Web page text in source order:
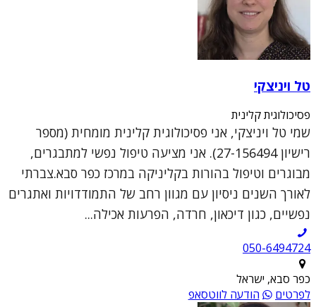
טל ויניצקי
פסיכולוגית קלינית
שמי טל ויניצקי, אני פסיכולוגית קלינית מומחית (מספר
רישיון 27-156494). אני מציעה טיפול נפשי למתבגרים,
מבוגרים וטיפול בהורות בקליניקה במרכז כפר סבא.צברתי
לאורך השנים ניסיון עם מגוון רחב של התמודדויות ואתגרים
נפשיים, כגון דיכאון, חרדה, הפרעות אכילה...
050-6494724
כפר סבא, ישראל
לפרטים
הודעה לווטסאפ